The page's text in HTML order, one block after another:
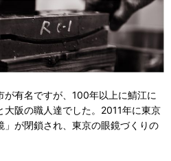
が有名ですが、100年以上に鯖江に
阪の職人達でした。2011年に東京
が閉鎖され、東京の眼鏡づくりの